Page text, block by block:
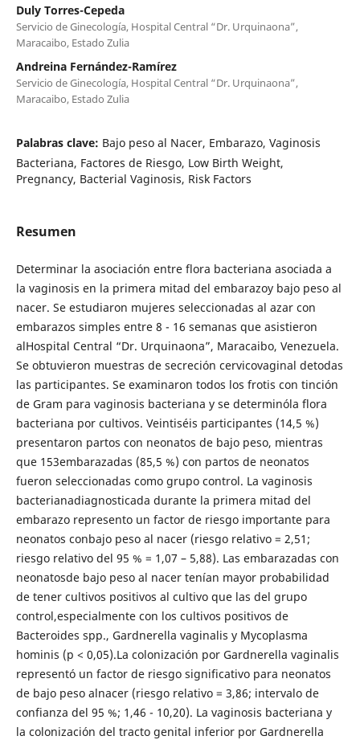
Duly Torres-Cepeda
Servicio de Ginecología, Hospital Central “Dr. Urquinaona”,
Maracaibo, Estado Zulia
Andreina Fernández-Ramírez
Servicio de Ginecología, Hospital Central “Dr. Urquinaona”,
Maracaibo, Estado Zulia
Palabras clave: Bajo peso al Nacer, Embarazo, Vaginosis
Bacteriana, Factores de Riesgo, Low Birth Weight,
Pregnancy, Bacterial Vaginosis, Risk Factors
Resumen
Determinar la asociación entre flora bacteriana asociada a
la vaginosis en la primera mitad del embarazoy bajo peso al
nacer. Se estudiaron mujeres seleccionadas al azar con
embarazos simples entre 8 - 16 semanas que asistieron
alHospital Central “Dr. Urquinaona”, Maracaibo, Venezuela.
Se obtuvieron muestras de secreción cervicovaginal detodas
las participantes. Se examinaron todos los frotis con tinción
de Gram para vaginosis bacteriana y se determinóla flora
bacteriana por cultivos. Veintiséis participantes (14,5 %)
presentaron partos con neonatos de bajo peso, mientras
que 153embarazadas (85,5 %) con partos de neonatos
fueron seleccionadas como grupo control. La vaginosis
bacterianadiagnosticada durante la primera mitad del
embarazo represento un factor de riesgo importante para
neonatos conbajo peso al nacer (riesgo relativo = 2,51;
riesgo relativo del 95 % = 1,07 – 5,88). Las embarazadas con
neonatosde bajo peso al nacer tenían mayor probabilidad
de tener cultivos positivos al cultivo que las del grupo
control,especialmente con los cultivos positivos de
Bacteroides spp., Gardnerella vaginalis y Mycoplasma
hominis (p < 0,05).La colonización por Gardnerella vaginalis
representó un factor de riesgo significativo para neonatos
de bajo peso alnacer (riesgo relativo = 3,86; intervalo de
confianza del 95 %; 1,46 - 10,20). La vaginosis bacteriana y
la colonización del tracto genital inferior por Gardnerella